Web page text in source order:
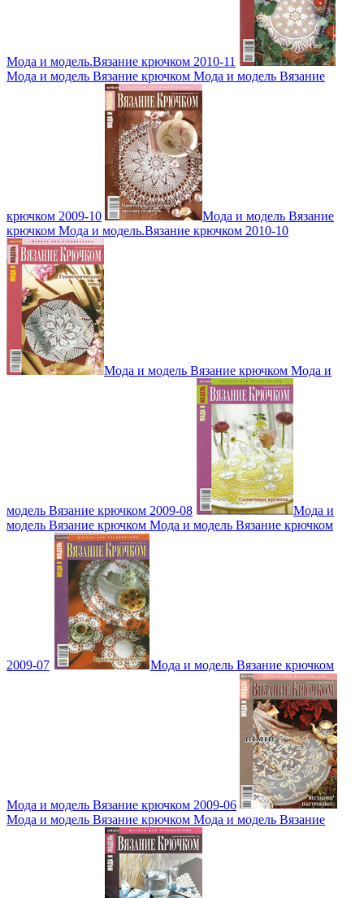
Мода и модель.Вязание крючком 2010-11
Мода и модель Вязание крючком Мода и модель Вязание
крючком 2009-10
Мода и модель Вязание
крючком Мода и модель.Вязание крючком 2010-10
Мода и модель Вязание крючком Мода и
модель Вязание крючком 2009-08
Мода и
модель Вязание крючком Мода и модель Вязание крючком
2009-07 Мода и модель Вязание крючком
Мода и модель Вязание крючком 2009-06
Мода и модель Вязание крючком Мода и модель Вязание